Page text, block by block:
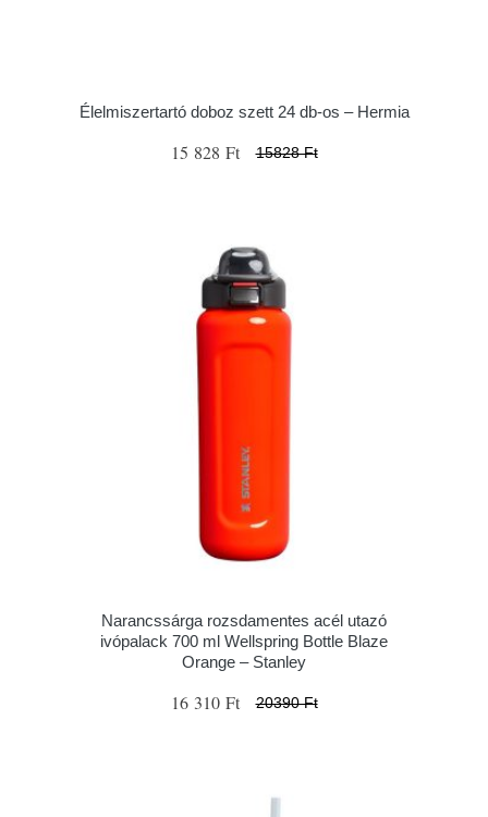
Élelmiszertartó doboz szett 24 db-os – Hermia
15 828 Ft 15828 Ft
Narancssárga rozsdamentes acél utazó
ivópalack 700 ml Wellspring Bottle Blaze
Orange – Stanley
16 310 Ft 20390 Ft